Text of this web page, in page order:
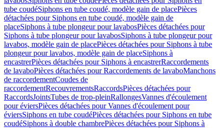
tube coudéSiphons en tube coudé, modèle gain de placePièces
détachées pour Siphons en tube coudé, modèle gain de
placeSiphons à tube plongeur pour lavabosPièces détachées pour
Siphons à tube plongeur pour lavabosSiphons à tube plongeur pour
lavabos, modèle gain de placePièces détachées pour Siphons à tube
plongeur pour lavabos, modèle gain de placeSiphons à
encastrerPièces détachées pour Siphons à encastrerRaccordements
de lavaboPièces détachées pour Raccordements de lavaboManchons
de raccordementCoudes de
raccordementRecouvrementsRaccordsPièces détachées pour
RaccordsJointsTubes de trop-pleinRallongesVannes d'écoulement
pour éviersPièces détachées pour Vannes d'écoulement pour
éviersSiphons en tube coudéPièces détachées pour Siphons en tube
coudéSiphons à double chambrePièces détachées pour Siphons à